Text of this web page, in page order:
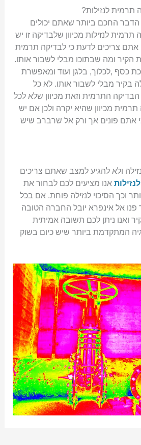
תרמית לנזילות?
הדבר החכם ביותר שאתם יכולים
תרמית לנזילות מכיוון שלבדיקה זו יש
אתם צריכים לדעת כי לבדיקה תרמית
הקיר ומה שבתוכו מבלי לשבור אותו.
כסף ,לכלוך, בלגן ועוד ומאפשרת
בקיר מבלי לשבור אותו. לא כל
התרמית וזאת מכיוון שלא לכל
מכיוון שהיא יקרה ולכן אם יש
כי אתם פונים אך ורק אל שרברב שיש
ולא להגיע למצב שאתם צריכים
אנו מציעים לכם לבחור את
וכך הסיכוי לנזילה פוחת. אם בכל
פנו אל אינפרא יובל החברה הטובה
ואנו ניתן לכם תשובה אמיתית
המתקדמת ביותר שיש כיום בשוק